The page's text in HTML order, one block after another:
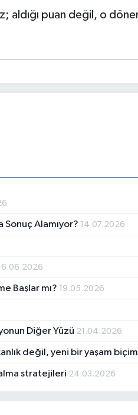
aldığı puan değil, o
Alamıyor? 14.07.2026
Başlar mı? 19.05.2026
Diğer Yüzü 21.04.2026
değil, yeni bir yaşam
stratejileri 24.03.2026